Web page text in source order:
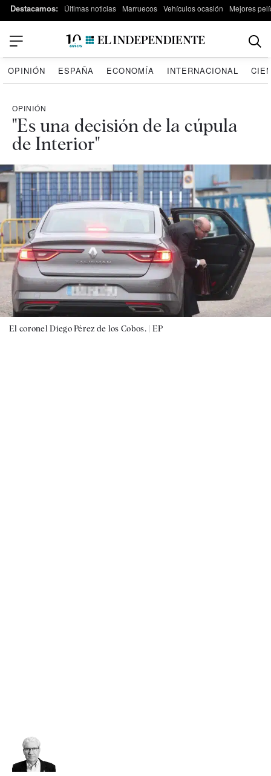
Destacamos: Últimas noticias Marruecos Vehículos ocasión Mejores
OPINIÓN ESPAÑA ECONOMÍA INTERNACIONAL
OPINIÓN
"Es una decisión de la cúpula
de Interior"
El coronel Diego Pérez de los Cobos. | EP